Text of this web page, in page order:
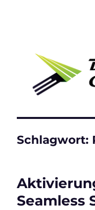
Schlagwort:
Seamless